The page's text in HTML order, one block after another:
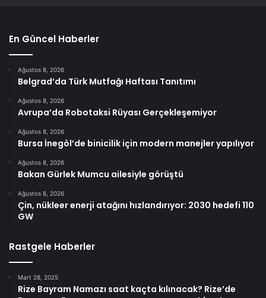
En Güncel Haberler
Ağustos 8, 2026
Belgrad’da Türk Mutfağı Haftası Tanıtımı
Ağustos 8, 2026
Avrupa’da Robotaksi Rüyası Gerçekleşemiyor
Ağustos 8, 2026
Bursa İnegöl’de binicilik için modern manejler yapılıyor
Ağustos 8, 2026
Bakan Gürlek Mumcu ailesiyle görüştü
Ağustos 8, 2026
Çin, nükleer enerji atağını hızlandırıyor: 2030 hedefi 110
GW
Rastgele Haberler
Mart 28, 2025
Rize Bayram Namazı saat kaçta kılınacak? Rize’de